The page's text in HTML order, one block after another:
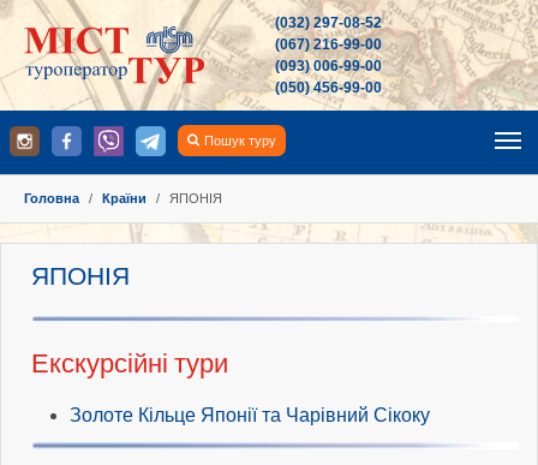
(032) 297-08-52
(067) 216-99-00
(093) 006-99-00
(050) 456-99-00
Пошук туру
Головна
Країни ЯПОНІЯ
ЯПОНІЯ
Екскурсійні тури
Золоте Кільце Японії та Чарівний Сікоку